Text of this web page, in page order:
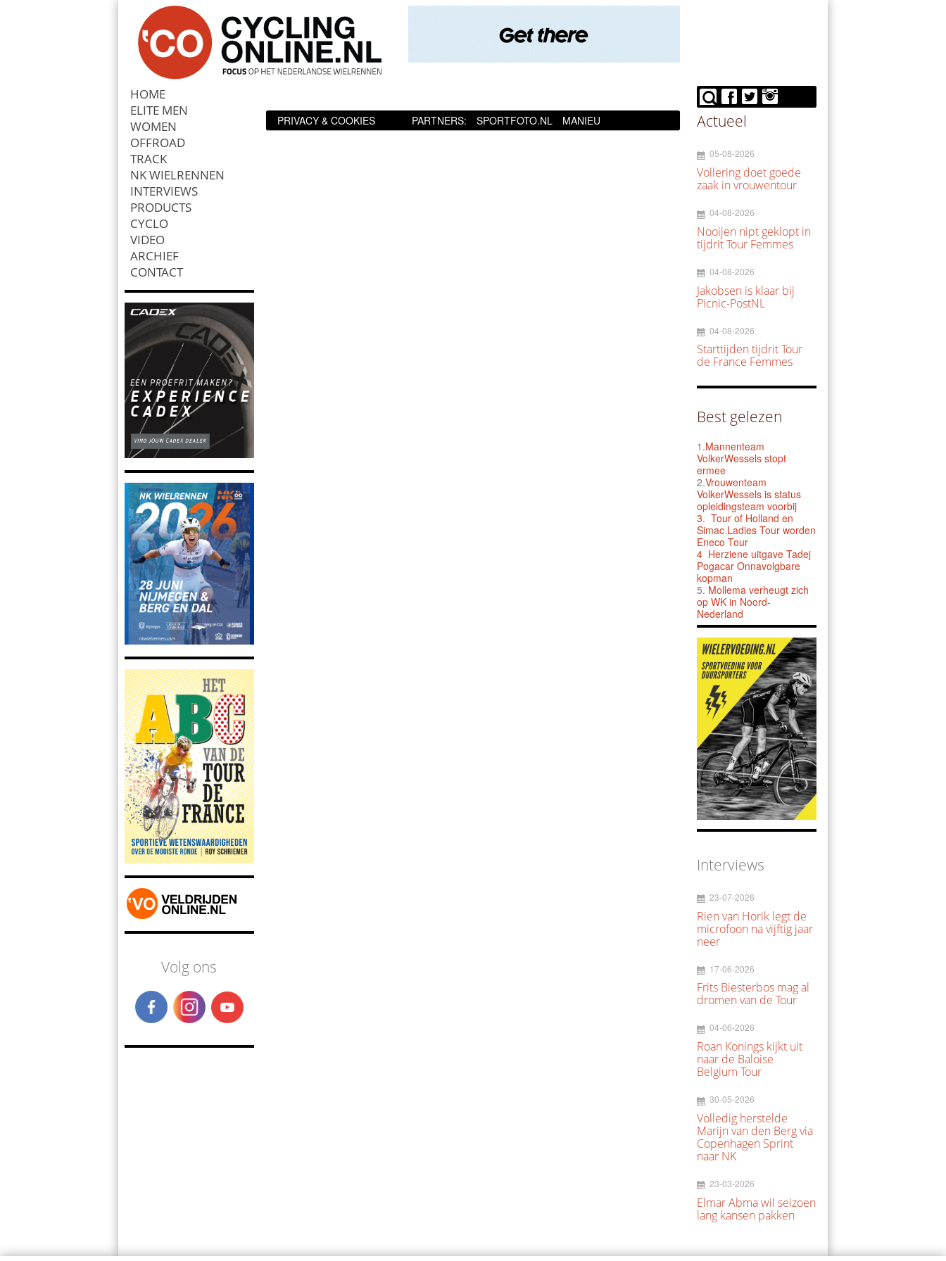
HOME
ELITE MEN
WOMEN
OFFROAD
TRACK
NK WIELRENNEN
INTERVIEWS
PRODUCTS
CYCLO
VIDEO
ARCHIEF
CONTACT
Zoek
Volg ons
PRIVACY & COOKIES PARTNERS: SPORTFOTO.NL MANIEU Actueel
05-08-2026
Vollering doet goede
zaak in vrouwentour
04-08-2026
Nooijen nipt geklopt in
tijdrit Tour Femmes
04-08-2026
Jakobsen is klaar bij
Picnic-PostNL
04-08-2026
Starttijden tijdrit Tour
de France Femmes
Best gelezen
1.Mannenteam
VolkerWessels stopt
ermee
2.Vrouwenteam
VolkerWessels is status
opleidingsteam voorbij
3. Tour of Holland en
Simac Ladies Tour worden
Eneco Tour
4 Herziene uitgave Tadej
Pogacar Onnavolgbare
kopman
5. Mollema verheugt zich
op WK in Noord-
Nederland
Interviews
23-07-2026
Rien van Horik legt de
microfoon na vijftig jaar
neer
17-06-2026
Frits Biesterbos mag al
dromen van de Tour
04-06-2026
Roan Konings kijkt uit
naar de Baloise
Belgium Tour
30-05-2026
Volledig herstelde
Marijn van den Berg via
Copenhagen Sprint
naar NK
23-03-2026
Elmar Abma wil seizoen
lang kansen pakken